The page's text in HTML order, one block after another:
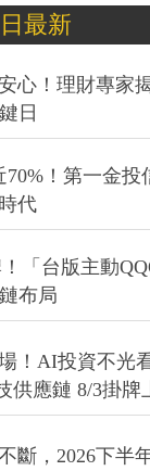
最新
心！理財專家
日
70%！第一金
代
「台版主動
布局
！AI投資不光
供應鏈 8/3掛牌
斷，2026下半